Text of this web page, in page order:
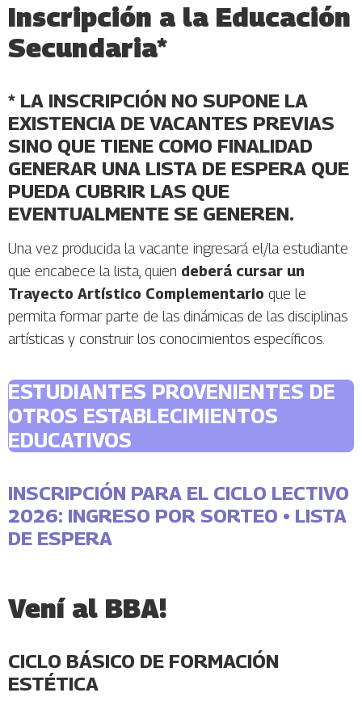
Inscripción a la Educación
Secundaria*
* LA INSCRIPCIÓN NO SUPONE LA
EXISTENCIA DE VACANTES PREVIAS
SINO QUE TIENE COMO FINALIDAD
GENERAR UNA LISTA DE ESPERA QUE
PUEDA CUBRIR LAS QUE
EVENTUALMENTE SE GENEREN.
Una vez producida la vacante ingresará el/la estudiante
que encabece la lista, quien deberá cursar un
Trayecto Artístico Complementario que le
permita formar parte de las dinámicas de las disciplinas
artísticas y construir los conocimientos específicos.
ESTUDIANTES PROVENIENTES DE
OTROS ESTABLECIMIENTOS
EDUCATIVOS
INSCRIPCIÓN PARA EL CICLO LECTIVO
2026: INGRESO POR SORTEO • LISTA
DE ESPERA
Vení al BBA!
CICLO BÁSICO DE FORMACIÓN
ESTÉTICA